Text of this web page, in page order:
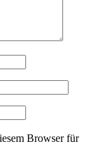
Browser für